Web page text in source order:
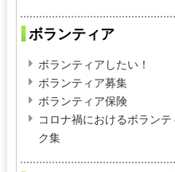
ボランティア
ボランティアしたい！
ボランティア募集
ボランティア保険
コロナ禍におけるボラン
ク集